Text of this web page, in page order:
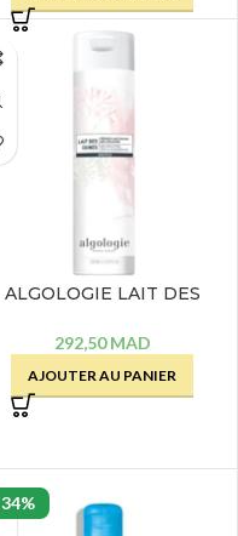
ALGOLOGIE LAIT DES
DOUCEUR ANTI-
292,50MAD
AJOUTER AU PANIER
34%